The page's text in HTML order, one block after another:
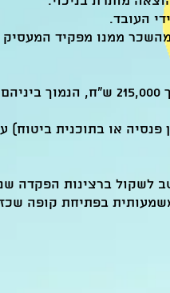
או בתוכנית ביטוח)
לשקול ברצינות הפקדה
בפתיחת קופה